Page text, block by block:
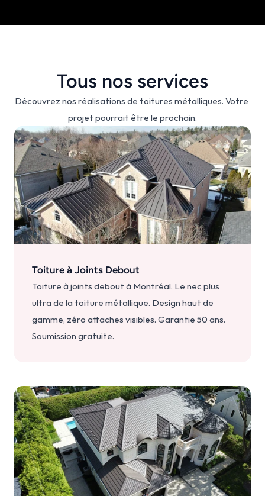
Tous nos services
Découvrez nos réalisations de toitures métalliques. Votre
projet pourrait être le prochain.
Toiture à Joints Debout
Toiture à joints debout à Montréal. Le nec plus
ultra de la toiture métallique. Design haut de
gamme, zéro attaches visibles. Garantie 50 ans.
Soumission gratuite.